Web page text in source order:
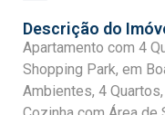
Descrição do
Apartamento com 4
Shopping Park, em
Ambientes, 4